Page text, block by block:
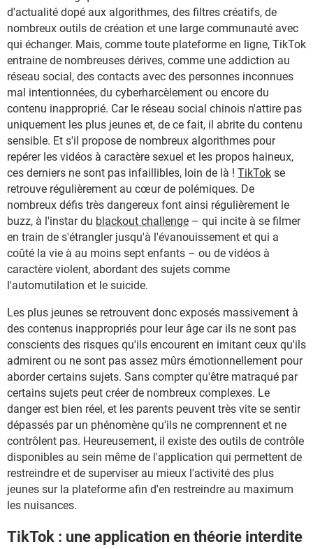
d'actualité dopé aux algorithmes, des filtres créatifs, de
nombreux outils de création et une large communauté avec
qui échanger. Mais, comme toute plateforme en ligne, TikTok
entraine de nombreuses dérives, comme une addiction au
réseau social, des contacts avec des personnes inconnues
mal intentionnées, du cyberharcèlement ou encore du
contenu inapproprié. Car le réseau social chinois n'attire pas
uniquement les plus jeunes et, de ce fait, il abrite du contenu
sensible. Et s'il propose de nombreux algorithmes pour
repérer les vidéos à caractère sexuel et les propos haineux,
ces derniers ne sont pas infaillibles, loin de là ! TikTok se
retrouve régulièrement au cœur de polémiques. De
nombreux défis très dangereux font ainsi régulièrement le
buzz, à l'instar du blackout challenge – qui incite à se filmer
en train de s'étrangler jusqu'à l'évanouissement et qui a
coûté la vie à au moins sept enfants – ou de vidéos à
caractère violent, abordant des sujets comme
l'automutilation et le suicide.
Les plus jeunes se retrouvent donc exposés massivement à
des contenus inappropriés pour leur âge car ils ne sont pas
conscients des risques qu'ils encourent en imitant ceux qu'ils
admirent ou ne sont pas assez mûrs émotionnellement pour
aborder certains sujets. Sans compter qu'être matraqué par
certains sujets peut créer de nombreux complexes. Le
danger est bien réel, et les parents peuvent très vite se sentir
dépassés par un phénomène qu'ils ne comprennent et ne
contrôlent pas. Heureusement, il existe des outils de contrôle
disponibles au sein même de l'application qui permettent de
restreindre et de superviser au mieux l'activité des plus
jeunes sur la plateforme afin d'en restreindre au maximum
les nuisances.
TikTok : une application en théorie interdite